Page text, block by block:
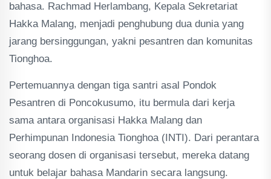
bahasa. Rachmad Herlambang, Kepala Sekretariat
Hakka Malang, menjadi penghubung dua dunia yang
jarang bersinggungan, yakni pesantren dan komunitas
Tionghoa.
Pertemuannya dengan tiga santri asal Pondok
Pesantren di Poncokusumo, itu bermula dari kerja
sama antara organisasi Hakka Malang dan
Perhimpunan Indonesia Tionghoa (INTI). Dari perantara
seorang dosen di organisasi tersebut, mereka datang
untuk belajar bahasa Mandarin secara langsung.